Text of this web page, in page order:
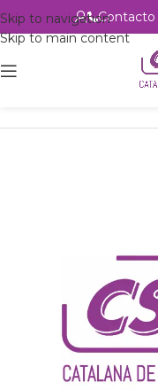
Skip to navigation
Skip to main content
Contacto
csvalles